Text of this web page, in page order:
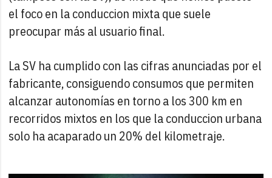
el foco en la conduccion mixta que suele
preocupar más al usuario final.
La SV ha cumplido con las cifras anunciadas por el
fabricante, consiguendo consumos que permiten
alcanzar autonomías en torno a los 300 km en
recorridos mixtos en los que la conduccion urbana
solo ha acaparado un 20% del kilometraje.